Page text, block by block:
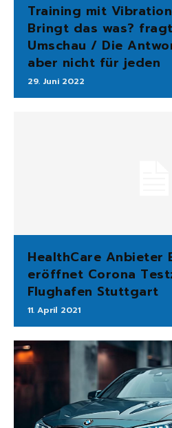
Training mit
Bringt das was?
Umschau / Die
aber nicht für jeden
29. Juni 2022
HealthCare Anbieter
eröffnet Corona
Flughafen Stuttgart
11. April 2021